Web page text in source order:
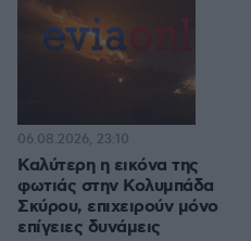
Καλύτερη η εικόνα της
φωτιάς στην Κολυμπάδα
Σκύρου, επιχειρούν μόνο
επίγειες δυνάμεις
06.08.2026, 23:10